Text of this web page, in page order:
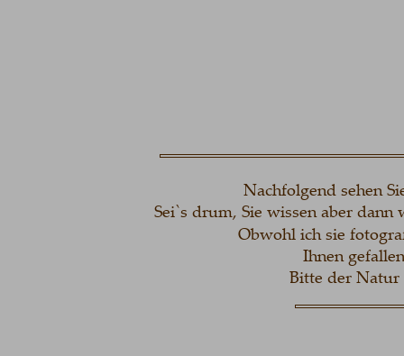
Nachfolgend sehen
Sei`s drum, Sie wissen aber
Obwohl ich sie
Ihnen
Bitte der Natur